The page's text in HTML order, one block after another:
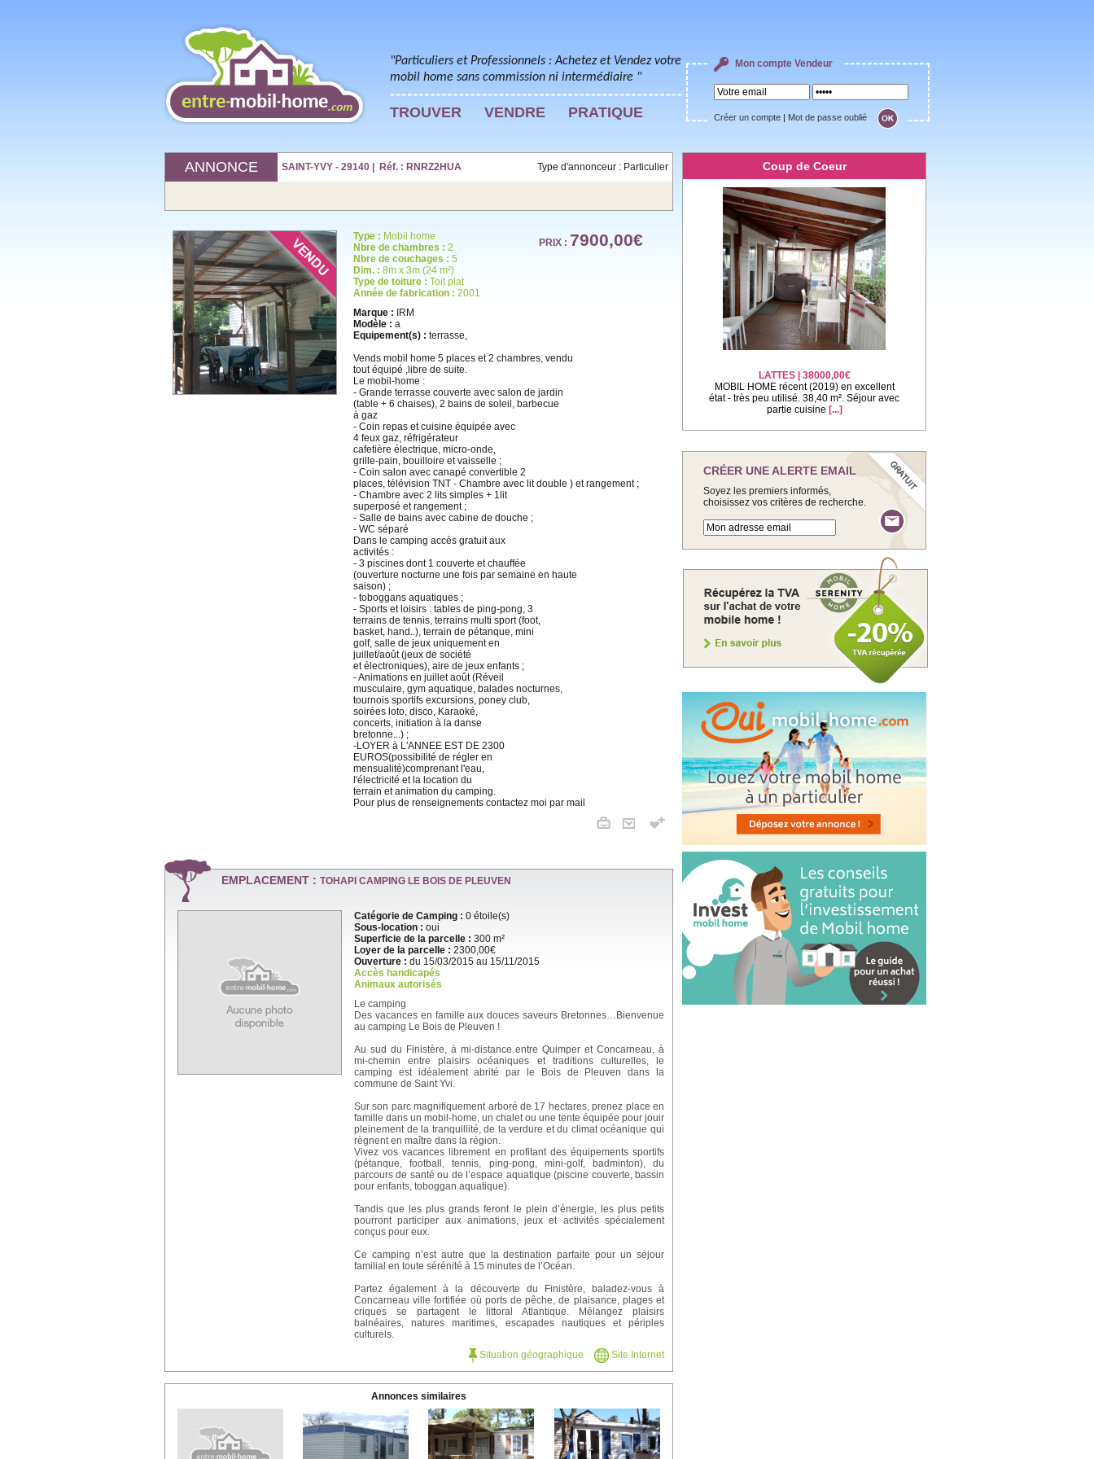
"Particuliers et Professionnels : Achetez et Vendez votre
mobil home sans commission ni intermédiaire "
TROUVER VENDRE PRATIQUE
Mon compte Vendeur
Créer un compte Mot de passe oublié
ANNONCE SAINT-YVY - 29140 | Réf. : RNRZ2HUA Type d'annonceur : Particulier
Type : Mobil home
Nbre de chambres : 2
Nbre de couchages : 5
Dim. : 8m x 3m (24 m²)
Type de toiture : Toit plat
Année de fabrication : 2001
PRIX : 7900,00€
Marque : IRM
Modèle : a
Equipement(s) : terrasse,
Vends mobil home 5 places et 2 chambres, vendu
tout équipé ,libre de suite.
Le mobil-home :
- Grande terrasse couverte avec salon de jardin
(table + 6 chaises), 2 bains de soleil, barbecue
à gaz
- Coin repas et cuisine équipée avec
4 feux gaz, réfrigérateur
cafetière électrique, micro-onde,
grille-pain, bouilloire et vaisselle ;
- Coin salon avec canapé convertible 2
places, télévision TNT - Chambre avec lit double ) et rangement ;
- Chambre avec 2 lits simples + 1lit
superposé et rangement ;
- Salle de bains avec cabine de douche ;
- WC séparé
Dans le camping accès gratuit aux
activités :
- 3 piscines dont 1 couverte et chauffée
(ouverture nocturne une fois par semaine en haute
saison) ;
- toboggans aquatiques ;
- Sports et loisirs : tables de ping-pong, 3
terrains de tennis, terrains multi sport (foot,
basket, hand..), terrain de pétanque, mini
golf, salle de jeux uniquement en
juillet/août (jeux de société
et électroniques), aire de jeux enfants ;
- Animations en juillet août (Réveil
musculaire, gym aquatique, balades nocturnes,
tournois sportifs excursions, poney club,
soirées loto, disco, Karaoké,
concerts, initiation à la danse
bretonne...) ;
-LOYER à L'ANNEE EST DE 2300
EUROS(possibilité de régler en
mensualité)comprenant l'eau,
l'électricité et la location du
terrain et animation du camping.
Pour plus de renseignements contactez moi par mail
EMPLACEMENT : TOHAPI CAMPING LE BOIS DE PLEUVEN
Catégorie de Camping : 0 étoile(s)
Sous-location : oui
Superficie de la parcelle : 300 m²
Loyer de la parcelle : 2300,00€
Ouverture : du 15/03/2015 au 15/11/2015
Accès handicapés
Animaux autorisés
Le camping
Des vacances en famille aux douces saveurs Bretonnes…Bienvenue
au camping Le Bois de Pleuven !
Au sud du Finistère, à mi-distance entre Quimper et Concarneau, à
mi-chemin entre plaisirs océaniques et traditions culturelles, le
camping est idéalement abrité par le Bois de Pleuven dans la
commune de Saint Yvi.
Sur son parc magnifiquement arboré de 17 hectares, prenez place en
famille dans un mobil-home, un chalet ou une tente équipée pour jouir
pleinement de la tranquillité, de la verdure et du climat océanique qui
règnent en maître dans la région.
Vivez vos vacances librement en profitant des équipements sportifs
(pétanque, football, tennis, ping-pong, mini-golf, badminton), du
parcours de santé ou de l’espace aquatique (piscine couverte, bassin
pour enfants, toboggan aquatique).
Tandis que les plus grands feront le plein d’énergie, les plus petits
pourront participer aux animations, jeux et activités spécialement
conçus pour eux.
Ce camping n’est autre que la destination parfaite pour un séjour
familial en toute sérénité à 15 minutes de l’Océan.
Partez également à la découverte du Finistère, baladez-vous à
Concarneau ville fortifiée où ports de pêche, de plaisance, plages et
criques se partagent le littoral Atlantique. Mélangez plaisirs
balnéaires, natures maritimes, escapades nautiques et périples
culturels.
Situation géographique
Site Internet
Annonces similaires
Coup de Coeur
LATTES | 38000,00€
MOBIL HOME récent (2019) en excellent
état - très peu utilisé. 38,40 m². Séjour avec
partie cuisine [...]
CRÉER UNE ALERTE EMAIL
Soyez les premiers informés,
choisissez vos critères de recherche.